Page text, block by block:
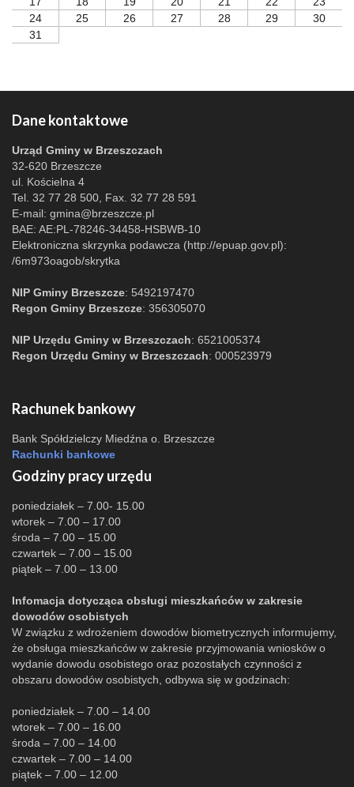
24
25 26 27 28 29
30
31
Dane kontaktowe
Urząd Gminy w Brzeszczach
32-620 Brzeszcze
ul. Kościelna 4
Tel. 32 77 28 500, Fax. 32 77 28 591
E-mail: gmina@brzeszcze.pl
BAE: AE:PL-78246-34458-HSBWB-10
Elektroniczna skrzynka podawcza (http://epuap.gov.pl):
/6m973oagob/skrytka
NIP Gminy Brzeszcze: 5492197470
Regon Gminy Brzeszcze: 356305070
NIP Urzędu Gminy w Brzeszczach: 6521005374
Regon Urzędu Gminy w Brzeszczach: 000523979
Rachunek bankowy
Bank Spółdzielczy Miedźna o. Brzeszcze
Rachunki bankowe
Godziny pracy urzędu
poniedziałek – 7.00- 15.00
wtorek – 7.00 – 17.00
środa – 7.00 – 15.00
czwartek – 7.00 – 15.00
piątek – 7.00 – 13.00
Infomacja dotycząca obsługi mieszkańców w zakresie
dowodów osobistych
W związku z wdrożeniem dowodów biometrycznych informujemy,
że obsługa mieszkańców w zakresie przyjmowania wniosków o
wydanie dowodu osobistego oraz pozostałych czynności z
obszaru dowodów osobistych, odbywa się w godzinach:
poniedziałek – 7.00 – 14.00
wtorek – 7.00 – 16.00
środa – 7.00 – 14.00
czwartek – 7.00 – 14.00
piątek – 7.00 – 12.00